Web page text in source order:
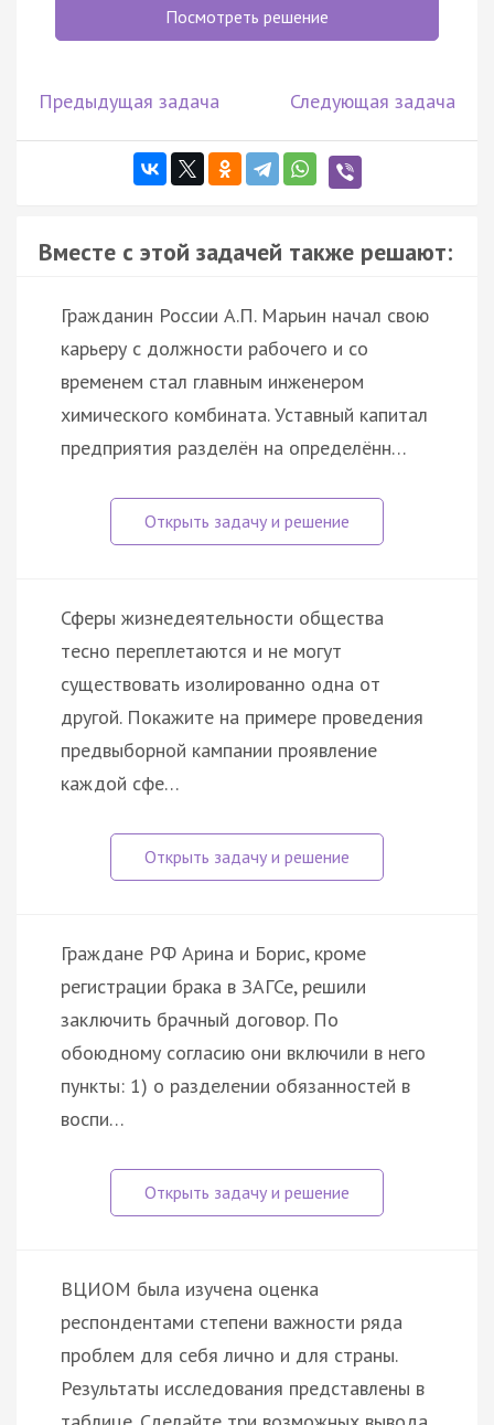
Посмотреть решение
Предыдущая задача Следующая задача
Вместе с этой задачей также решают:
Гражданин России А.П. Марьин начал свою
карьеру с должности рабочего и со
временем стал главным инженером
химического комбината. Уставный капитал
предприятия разделён на определённ…
Сферы жизнедеятельности общества
тесно переплетаются и не могут
существовать изолированно одна от
другой. Покажите на примере проведения
предвыборной кампании проявление
каждой сфе…
Граждане РФ Арина и Борис, кроме
регистрации брака в ЗАГСе, решили
заключить брачный договор. По
обоюдному согласию они включили в него
пункты: 1) о разделении обязанностей в
воспи…
ВЦИОМ была изучена оценка
респондентами степени важности ряда
проблем для себя лично и для страны.
Результаты исследования представлены в